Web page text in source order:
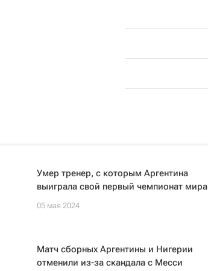
Умер тренер, с которым Аргентина
выиграла свой первый чемпионат мира
05 мая 2024
Матч сборных Аргентины и Нигерии
отменили из-за скандала с Месси